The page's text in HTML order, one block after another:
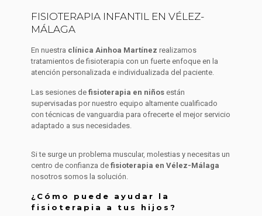
FISIOTERAPIA INFANTIL EN VÉLEZ-
MÁLAGA
En nuestra clínica Ainhoa Martínez realizamos
tratamientos de fisioterapia con un fuerte enfoque en la
atención personalizada e individualizada del paciente.
Las sesiones de fisioterapia en niños están
supervisadas por nuestro equipo altamente cualificado
con técnicas de vanguardia para ofrecerte el mejor servicio
adaptado a sus necesidades.
Si te surge un problema muscular, molestias y necesitas un
centro de confianza de fisioterapia en Vélez-Málaga
nosotros somos la solución.
¿Cómo puede ayudar la
fisioterapia a tus hijos?